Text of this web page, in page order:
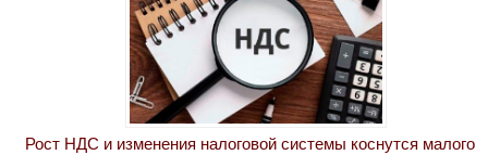
Рост НДС и изменения налоговой системы коснутся малого